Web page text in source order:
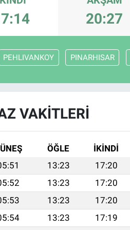
20:27
PEHLIVANKOY PINARHISAR
VAKITLERI
ÖĞLE İKINDI
13:23 17:20
13:23 17:20
13:23 17:20
13:23 17:19